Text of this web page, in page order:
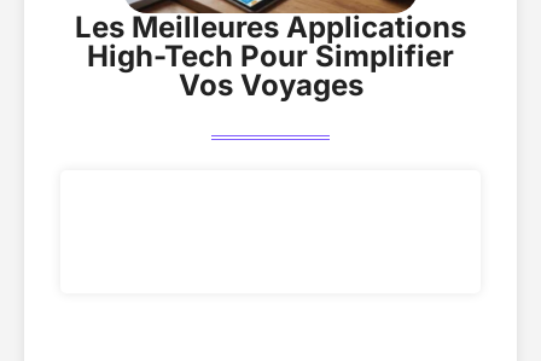
Les Meilleures Applications
High-Tech Pour Simplifier
Vos Voyages